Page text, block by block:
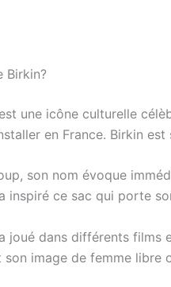
Birkin?
une icône culturelle
en France. Birkin
son nom évoque
inspiré ce sac qui porte
joué dans différents films
son image de femme libre